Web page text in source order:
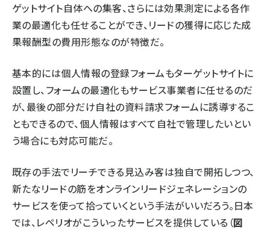
ゲットサイト自体への集客、さらには効果測定による各作
業の最適化も任せることができ、リードの獲得に応じた成
果報酬型の費用形態なのが特徴だ。
基本的には個人情報の登録フォームもターゲットサイトに
設置し、フォームの最適化もサービス事業者に任せるのだ
が、最後の部分だけ自社の資料請求フォームに誘導するこ
ともできるので、個人情報はすべて自社で管理したいとい
う場合にも対応可能だ。
既存の手法でリーチできる見込み客は独自で開拓しつつ、
新たなリードの筋をオンラインリードジェネレーションの
サービスを使って拾っていくという手法がいいだろう。日本
では、レペリオがこういったサービスを提供している（図